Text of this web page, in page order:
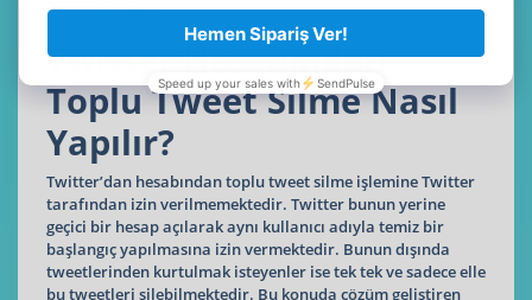
tweet silmiştir.
Twitter Hesabından
Toplu Tweet Silme Nasıl
Yapılır?
Twitter’dan hesabından toplu tweet silme işlemine Twitter
tarafından izin verilmemektedir. Twitter bunun yerine
geçici bir hesap açılarak aynı kullanıcı adıyla temiz bir
başlangıç yapılmasına izin vermektedir. Bunun dışında
tweetlerinden kurtulmak isteyenler ise tek tek ve sadece elle
bu tweetleri silebilmektedir. Bu konuda çözüm geliştiren